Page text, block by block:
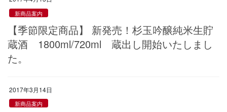
新商品案内
【季節限定商品】 新発売！杉玉吟醸純米生貯
蔵酒 1800ml/720ml 蔵出し開始いたしまし
た。
2017年3月14日
新商品案内